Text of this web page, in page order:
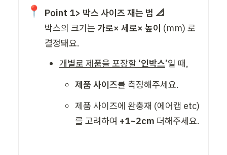
📍
Point 1> 박스 사이즈 재는 법 📐
박스의 크기는 가로× 세로× 높이 (mm) 로
결정돼요.
개별로 제품을 포장할 ‘인박스’일 때,
제품 사이즈를 측정해주세요.
제품 사이즈에 완충재 (에어캡 etc)
를 고려하여 +1~2cm